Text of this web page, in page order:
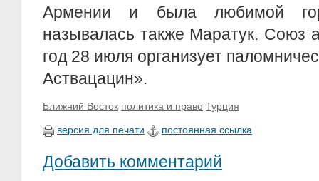
Армении и была любимой
называлась также Маратук. Союз
год 28 июля организует
Аствацацин».
Ближний Восток политика и право Турция
версия для печати постоянная ссылка
Добавить комментарий